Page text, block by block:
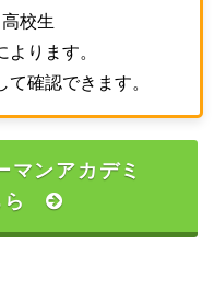
校生
ります。
確認できます。
マンアカデミ